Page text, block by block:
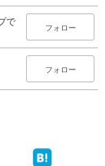
で
フォロー
フォロー